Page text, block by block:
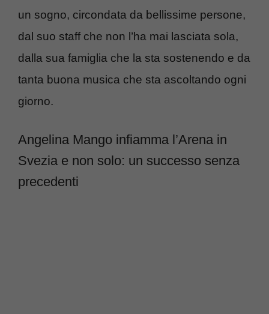
un sogno, circondata da bellissime persone,
dal suo staff che non l’ha mai lasciata sola,
dalla sua famiglia che la sta sostenendo e da
tanta buona musica che sta ascoltando ogni
giorno.
Angelina Mango infiamma l’Arena in
Svezia e non solo: un successo senza
precedenti